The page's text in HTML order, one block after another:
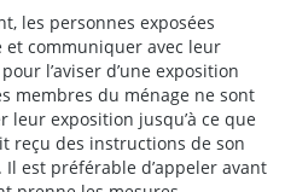
les personnes exposées
et communiquer avec leur
l’aviser d’une exposition
membres du ménage ne sont
leur exposition jusqu’à ce que
reçu des instructions de son
est préférable d’appeler avant